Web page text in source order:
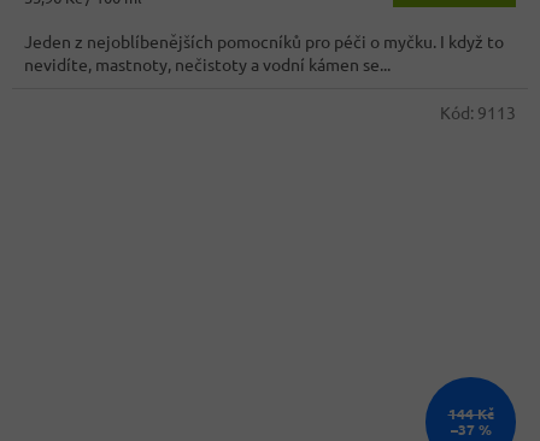
Jeden z nejoblíbenějších pomocníků pro péči o myčku. I když to
nevidíte, mastnoty, nečistoty a vodní kámen se...
144 Kč
–37 %
Kód: 9113